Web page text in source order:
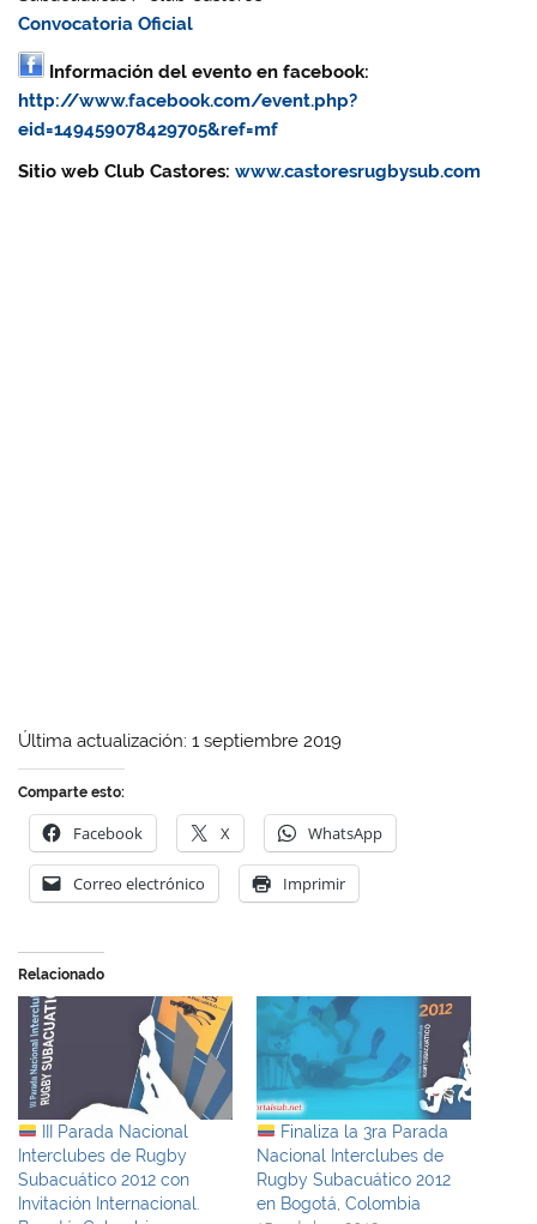
Convocatoria Oficial
Información del evento en facebook:
http://www.facebook.com/event.php?
eid=149459078429705&ref=mf
Sitio web Club Castores:www.castoresrugbysub.com
Última actualización: 1 septiembre 2019
Comparte esto:
Facebook X WhatsApp
Correo electrónico Imprimir
Relacionado
III Parada Nacional
Interclubes de Rugby
Subacuático 2012 con
Invitación Internacional.
Finaliza la 3ra Parada
Nacional Interclubes de
Rugby Subacuático 2012
en Bogotá, Colombia